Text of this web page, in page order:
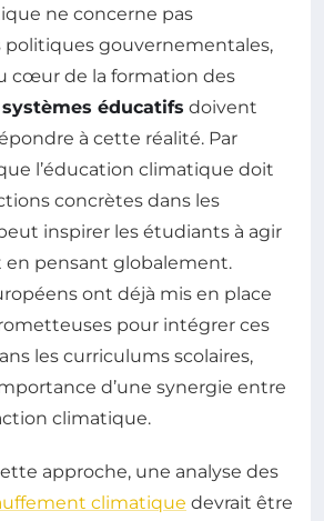
ne concerne pas
gouvernementales,
cœur de la formation des
systèmes éducatifs doivent
à cette réalité. Par
l’éducation climatique doit
concrètes dans les
inspirer les étudiants à agir
pensant globalement.
ont déjà mis en place
pour intégrer ces
les curriculums scolaires,
d’une synergie entre
climatique.
approche, une analyse des
climatique devrait être